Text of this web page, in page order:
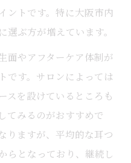
ントです。特に大阪市内
ぶ方が増えています。
面やアフターケア体制が
です。サロンによっては
スを設けているところも
てみるのがおすすめで
りますが、平均的な耳つ
らとなっており、継続し